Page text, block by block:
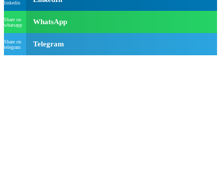
linkedin
Share on
whatsapp
WhatsApp
Share on
telegram
Telegram